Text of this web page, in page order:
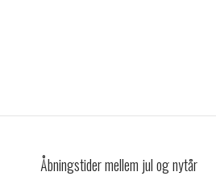
Åbningstider mellem jul og nytår